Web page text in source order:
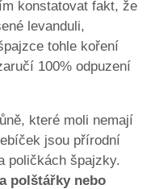
konstatovat fakt, že
levanduli,
tohle koření
100% odpuzení
které moli nemají
jsou přírodní
poličkách špajzky.
polštářky nebo